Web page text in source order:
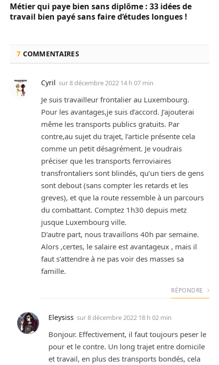
Métier qui paye bien sans diplôme : 33 idées de
travail bien payé sans faire d’études longues !
7 COMMENTAIRES
Cyril sur8 décembre 2022 14 h 07 min
Je suis travailleur frontalier au Luxembourg.
Pour les avantages,je suis d’accord. J’ajouterai
même les transports publics gratuits. Par
contre,au sujet du trajet, l’article présente cela
comme un petit désagrément. Je voudrais
préciser que les transports ferroviaires
transfrontaliers sont blindés, qu’un tiers de gens
sont debout (sans compter les retards et les
greves), et que la route ressemble à un parcours
du combattant. Comptez 1h30 depuis metz
jusque Luxembourg ville.
D’autre part, nous travaillons 40h par semaine.
Alors ,certes, le salaire est avantageux , mais il
faut s’attendre à ne pas voir des masses sa
famille.
RÉPONDRE
Eleysiss sur8 décembre 2022 18 h 02 min
Bonjour. Effectivement, il faut toujours peser le
pour et le contre. Un long trajet entre domicile
et travail, en plus des transports bondés, cela